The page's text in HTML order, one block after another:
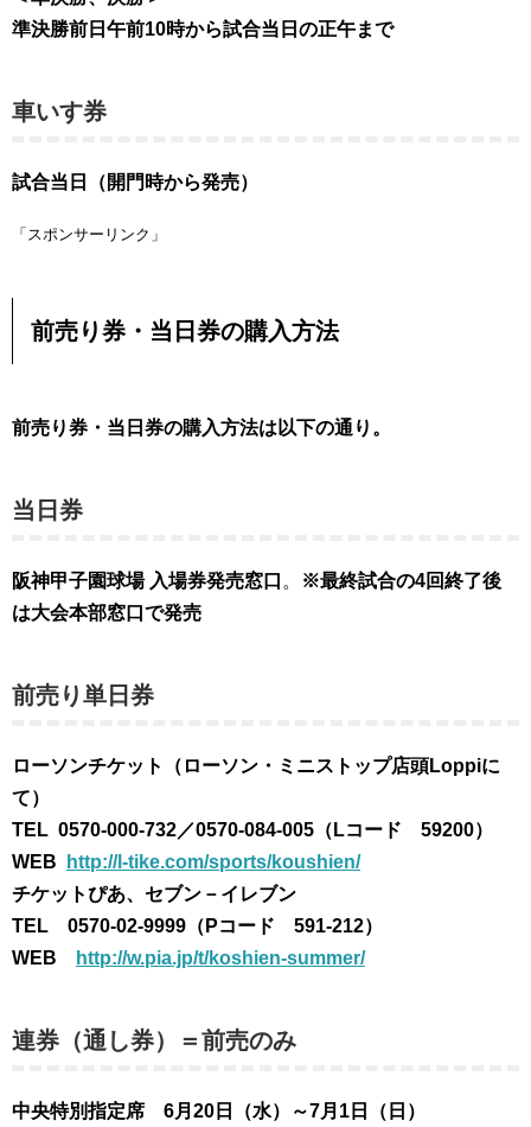
準決勝前日午前10時から試合当日の正午まで
車いす券
試合当日（開門時から発売）
「スポンサーリンク」
前売り券・当日券の購入方法
前売り券・当日券の購入方法は以下の通り。
当日券
阪神甲子園球場 入場券発売窓口 。
※最終試合の4回終了後
は大会本部窓口で発売
前売り単日券
ローソンチケット（ローソン・ミニストップ店頭Loppiに
て）
TEL 0570-000-732／0570-084-005（Lコード 59200）
WEB
http://l-tike.com/sports/koushien/
チケットぴあ、セブン－イレブン
TEL 0570-02-9999（Pコード 591-212）
WEB
http://w.pia.jp/t/koshien-summer/
連券（通し券）＝前売のみ
中央特別指定席 6月20日（水）～7月1日（日）